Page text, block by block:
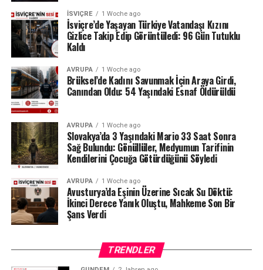
olmadığını savunan sanatçı, derneğin tüm harcama ve
belgelerinin şeffaf olduğunu, İçişleri Bakanlığı
tarafından da düzenli olarak denetlendiğini hatırlattı.
Milyonlarca liralık para transferleri ve şoförün iddiaları
üzerinden derinleşen soruşturmada gözler, yargı
makamlarının atacağı bir sonraki adıma çevrilmiş
durumda.#ahbap #sondakika
İSVIÇRE 1 Woche ago
İsviçre’de Yaşayan Türkiye Vatandaşı Kızını
Gizlice Takip Edip Görüntüledi: 96 Gün Tutuklu
Kaldı
AVRUPA 1 Woche ago
Brüksel’de Kadını Savunmak İçin Araya Girdi,
Canından Oldu: 54 Yaşındaki Esnaf Öldürüldü
AVRUPA 1 Woche ago
Slovakya’da 3 Yaşındaki Mario 33 Saat Sonra
Sağ Bulundu: Gönüllüler, Medyumun Tarifinin
Kendilerini Çocuğa Götürdüğünü Söyledi
AVRUPA 1 Woche ago
Avusturya’da Eşinin Üzerine Sıcak Su Döktü:
İkinci Derece Yanık Oluştu, Mahkeme Son Bir
Şans Verdi
TRENDLER